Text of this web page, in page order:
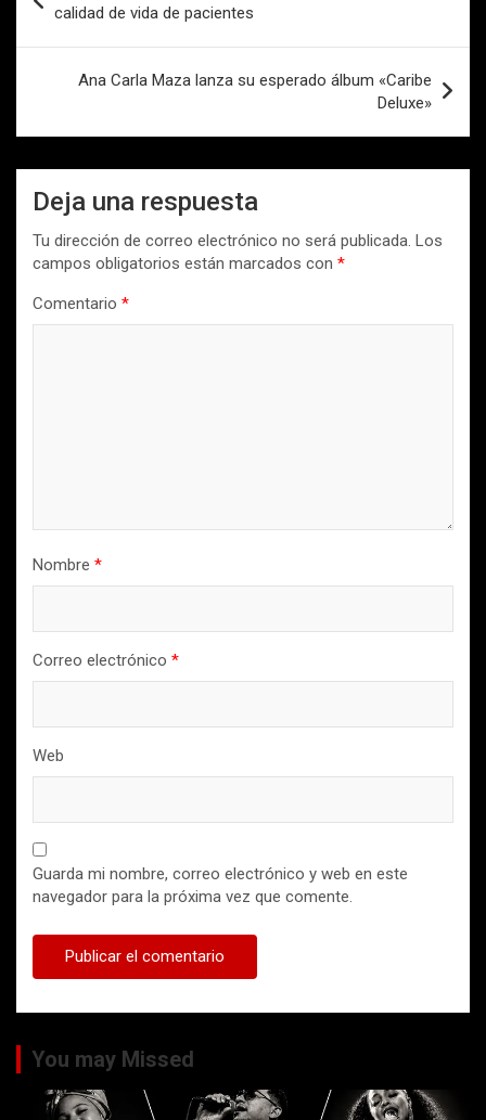
de
entradas
calidad de vida de pacientes
Ana Carla Maza lanza su esperado álbum «Caribe
Deluxe»
Deja una respuesta
Tu dirección de correo electrónico no será publicada. Los
campos obligatorios están marcados con *
Comentario *
Nombre *
Correo electrónico *
Web
Guarda mi nombre, correo electrónico y web en este
navegador para la próxima vez que comente.
You may Missed